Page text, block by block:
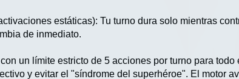
estáticas): Tu turno dura solo mientras
de inmediato.
un límite estricto de 5 acciones por turno para
y evitar el "síndrome del superhéroe". El motor